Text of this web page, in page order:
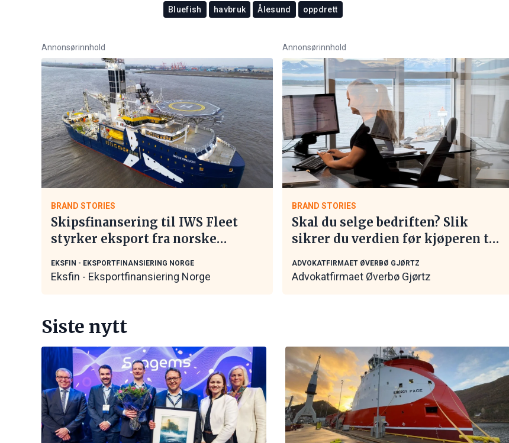
Bluefish havbruk Ålesund oppdrett
Annonsørinnhold
BRAND STORIES
Skipsfinansering til IWS Fleet
styrker eksport fra norske
EKSFIN - EKSPORTFINANSIERING NORGE
Eksfin - Eksportfinansiering Norge
Annonsørinnhold
BRAND STORIES
Skal du selge bedriften? Slik
sikrer du verdien før kjøperen tar
ADVOKATFIRMAET ØVERBØ GJØRTZ
Advokatfirmaet Øverbø Gjørtz
Siste nytt